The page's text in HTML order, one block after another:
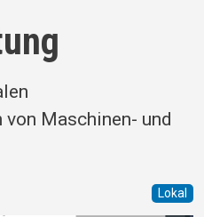
Maschinen- und
Lokal